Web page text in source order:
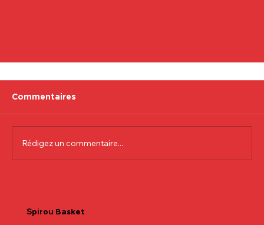
Médical update
Commentaires
Rédigez un commentaire...
Spirou Basket